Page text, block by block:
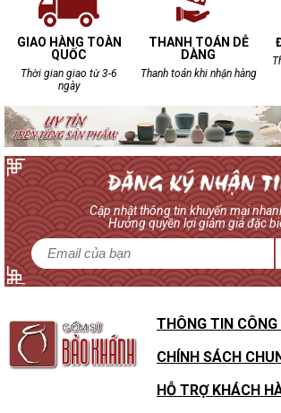
của sự sống vạn vật, ánh sáng điện đại
tân tiến hiện đại.
Còn ánh sáng của Bảo Khánh đến từ những
sứ, tựa như một khúc ca du dương ngân
gian khuê tĩnh ẩn đầy rung cảm.
GIAO HÀNG TOÀN
QUỐC
Thời gian giao từ 3-6
ngày
THANH TOÁN DỄ
DÀNG
Thanh toán khi nhận hàng
Cập nhật thông tin khuyến mại
Hưởng quyền lợi giảm giá đặc
THÔNG TIN
CHÍNH SÁCH
HỖ TRỢ KHÁCH